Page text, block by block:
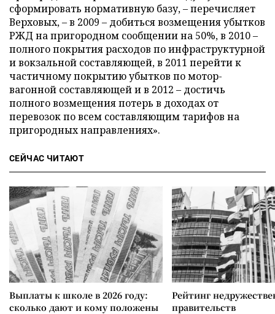
сформировать нормативную базу, – перечисляет
Верховых, – в 2009 – добиться возмещения убытков
РЖД на пригородном сообщении на 50%, в 2010 –
полного покрытия расходов по инфраструктурной
и вокзальной составляющей, в 2011 перейти к
частичному покрытию убытков по мотор-
вагонной составляющей и в 2012 – достичь
полного возмещения потерь в доходах от
перевозок по всем составляющим тарифов на
пригородных направлениях».
СЕЙЧАС ЧИТАЮТ
Выплаты к школе в 2026 году:
сколько дают и кому положены
Рейтинг
правительств